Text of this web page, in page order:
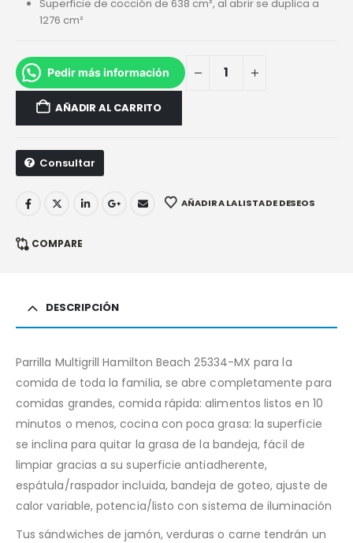
Superficie de cocción de 638 cm², al abrir se duplica a
1276 cm²
Pedir más información
AÑADIR AL CARRITO
Consultar
AÑADIR A LA LISTA DE DESEOS
COMPARE
DESCRIPCIÓN
Parrilla Multigrill Hamilton Beach 25334-MX para la
comida de toda la familia, se abre completamente para
comidas grandes, comida rápida: alimentos listos en 10
minutos o menos, cocina con poca grasa: la superficie
se inclina para quitar la grasa de la bandeja, fácil de
limpiar gracias a su superficie antiadherente,
espátula/raspador incluida, bandeja de goteo, ajuste de
calor variable, potencia/listo con sistema de iluminación
Tus sándwiches de jamón, verduras o carne tendrán un